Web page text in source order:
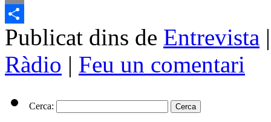
Email
Comparteix
Publicat dins de Entrevista |
Ràdio | Feu un comentari
Cerca: